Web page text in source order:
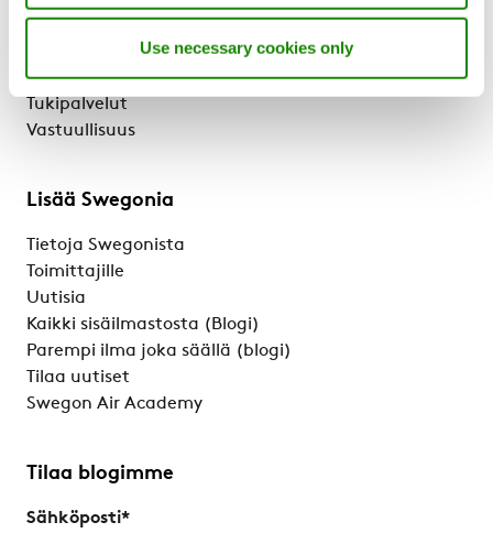
Use necessary cookies only
Miksi Swegon?
Tuotteet ja Palvelut
Referenssit & Artikkelit
Tukipalvelut
Vastuullisuus
Lisää Swegonia
Tietoja Swegonista
Toimittajille
Uutisia
Kaikki sisäilmastosta (Blogi)
Parempi ilma joka säällä (blogi)
Tilaa uutiset
Swegon Air Academy
Tilaa blogimme
Sähköposti*